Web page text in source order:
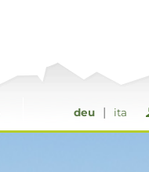
deu | ita